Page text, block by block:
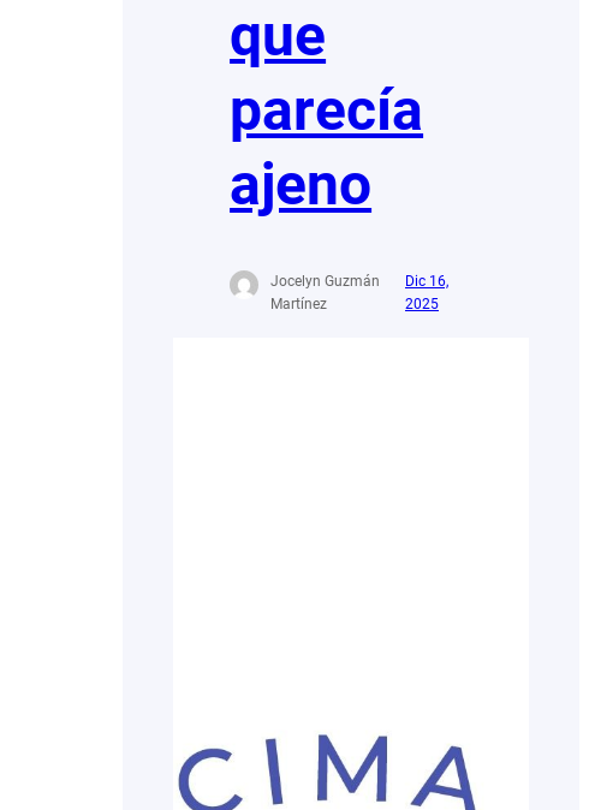
que
parecía
ajeno
Jocelyn Guzmán
Martínez
Dic 16,
2025